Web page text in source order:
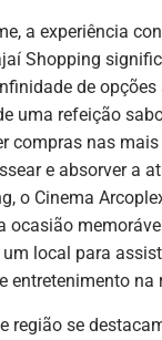
a experiência
Shopping
de opções
uma refeição
compras nas
e absorver a
o Cinema
ocasião
local para
entretenimento na
região se